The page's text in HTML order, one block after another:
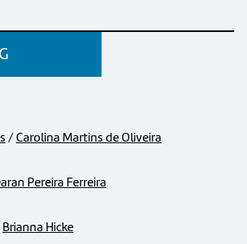
/Carolina Martins de Oliveira
Pereira Ferreira
Brianna Hicke